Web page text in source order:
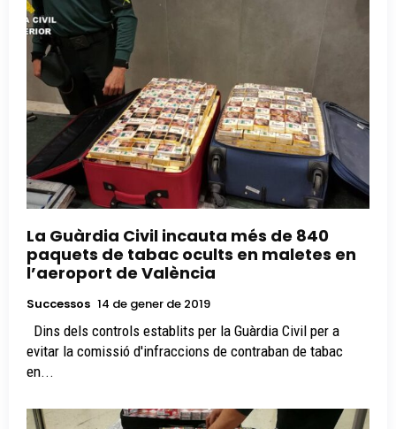
La Guàrdia Civil incauta més de 840
paquets de tabac ocults en maletes en
l’aeroport de València
Successos 14 de gener de 2019
evitar la comissió d'infraccions de contraban de tabac
en...